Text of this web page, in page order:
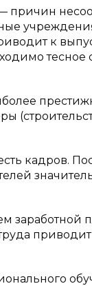
причин
к
тесное
кадров.
заработной
труда